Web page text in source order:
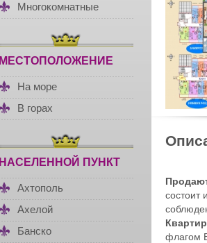
Многокомнатные
МЕСТОПОЛОЖЕНИЕ
На море
В горах
НАСЕЛЕННОЙ ПУНКТ
Ахтополь
Ахелой
Банско
состоит
флагом